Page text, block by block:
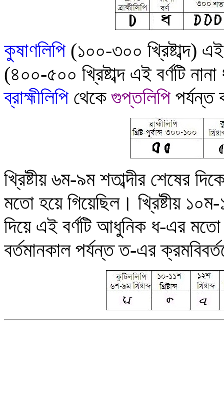
কুষাণলিপি (১০০-৩০০ খ্রিষ্টাব্দ) এই
(৪০০-৫০০ খ্রিষ্টাব্দ এই বর্ণটি
ব্রাহ্মীলিপি থেকেগুপ্তলিপি পর্যন্ত
খ্রিষ্টীয় ৬ম-৯ম শতাব্দীর শেষের
মতো হয়ে গিয়েছিল। খ্রিষ্টীয়
দিয়েএই বর্ণটি আধুনিক ধ-এর মতো
বর্তমানকাল পর্যন্ত ত-এর